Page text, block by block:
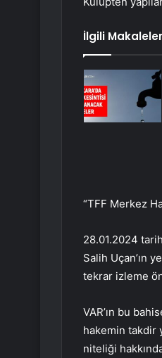
İlgili Makaleler
“TFF Merkez
28.01.2024
Salih Uçan’ın
tekrar izleme
VAR’ın bu
hakemin takdir
niteliği